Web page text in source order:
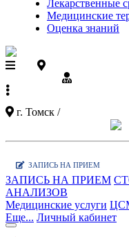
Лекарственные
Медицинские
Оценка знаний
г. Томск /
ЗАПИСЬ НА ПРИЕМ
ЗАПИСЬ НА ПРИЕМ
АНАЛИЗОВ
Медицинские услуги
Еще... Личный кабинет